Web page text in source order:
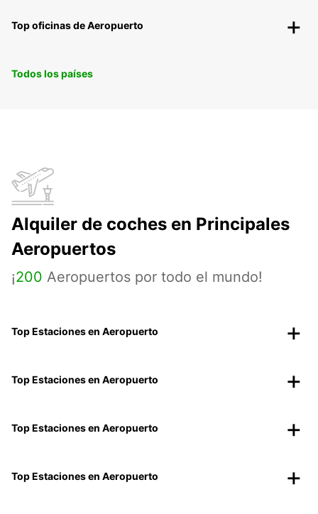
Top oficinas de Aeropuerto
Todos los países
Alquiler de coches en Principales
Aeropuertos
¡200 Aeropuertos por todo el mundo!
Top Estaciones en Aeropuerto
Top Estaciones en Aeropuerto
Top Estaciones en Aeropuerto
Top Estaciones en Aeropuerto